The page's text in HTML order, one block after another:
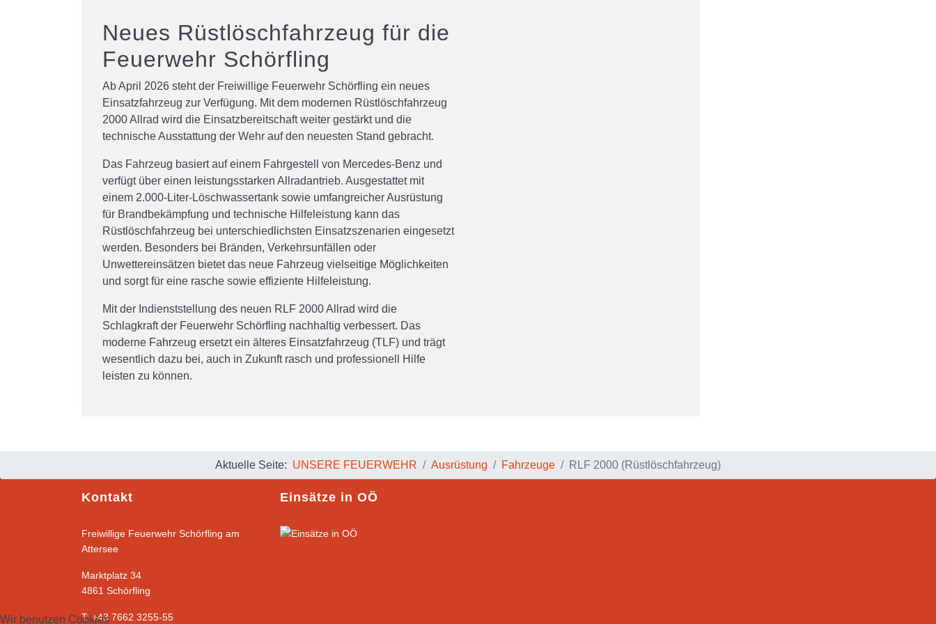
Neues Rüstlöschfahrzeug für die
Feuerwehr Schörfling
Ab April 2026 steht der Freiwillige Feuerwehr Schörfling ein neues
Einsatzfahrzeug zur Verfügung. Mit dem modernen Rüstlöschfahrzeug
2000 Allrad wird die Einsatzbereitschaft weiter gestärkt und die
technische Ausstattung der Wehr auf den neuesten Stand gebracht.
Das Fahrzeug basiert auf einem Fahrgestell von Mercedes-Benz und
verfügt über einen leistungsstarken Allradantrieb. Ausgestattet mit
einem 2.000-Liter-Löschwassertank sowie umfangreicher Ausrüstung
für Brandbekämpfung und technische Hilfeleistung kann das
Rüstlöschfahrzeug bei unterschiedlichsten Einsatzszenarien eingesetzt
werden. Besonders bei Bränden, Verkehrsunfällen oder
Unwettereinsätzen bietet das neue Fahrzeug vielseitige Möglichkeiten
und sorgt für eine rasche sowie effiziente Hilfeleistung.
Mit der Indienststellung des neuen RLF 2000 Allrad wird die
Schlagkraft der Feuerwehr Schörfling nachhaltig verbessert. Das
moderne Fahrzeug ersetzt ein älteres Einsatzfahrzeug (TLF) und trägt
wesentlich dazu bei, auch in Zukunft rasch und professionell Hilfe
leisten zu können.
Aktuelle Seite: UNSERE FEUERWEHR Ausrüstung Fahrzeuge RLF 2000 (Rüstlöschfahrzeug)
Kontakt
Freiwillige Feuerwehr Schörfling am
Attersee
Marktplatz 34
4861 Schörfling
T: +43 7662 3255-55
Einsätze in OÖ
Wir benutzen Cookies